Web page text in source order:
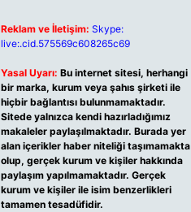
Reklam ve İletişim: Skype:
live:.cid.575569c608265c69
Yasal Uyarı: Bu internet sitesi, herhangi
bir marka, kurum veya şahıs şirketi ile
hiçbir bağlantısı bulunmamaktadır.
Sitede yalnızca kendi hazırladığımız
makaleler paylaşılmaktadır. Burada yer
alan içerikler haber niteliği taşımamakta
olup, gerçek kurum ve kişiler hakkında
paylaşım yapılmamaktadır. Gerçek
kurum ve kişiler ile isim benzerlikleri
tamamen tesadüfidir.